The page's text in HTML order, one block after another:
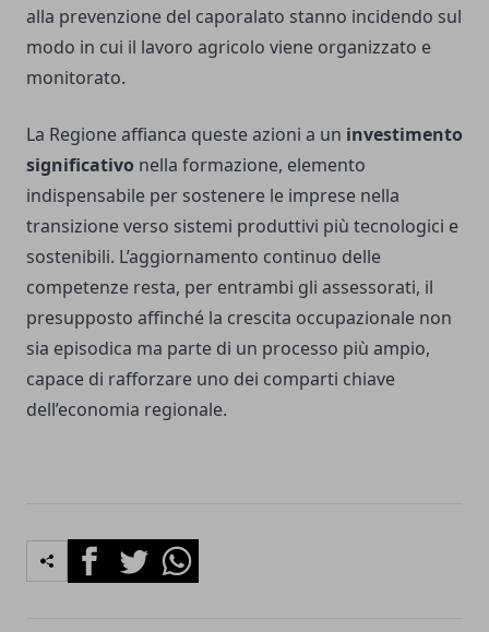
alla prevenzione del caporalato stanno incidendo sul
modo in cui il lavoro agricolo viene organizzato e
monitorato.
La Regione affianca queste azioni a un investimento
significativo nella formazione, elemento
indispensabile per sostenere le imprese nella
transizione verso sistemi produttivi più tecnologici e
sostenibili. L’aggiornamento continuo delle
competenze resta, per entrambi gli assessorati, il
presupposto affinché la crescita occupazionale non
sia episodica ma parte di un processo più ampio,
capace di rafforzare uno dei comparti chiave
dell’economia regionale.
FacebookTwitterWhatsapp